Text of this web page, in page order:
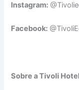
Instagram:
Facebook:
Sobre a Tivoli